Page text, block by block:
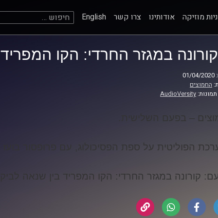
מוזיקה אודותינו צרו קשר English חיפוש:
קורונה במגזר החרדי: הקו
החמוצים
AudioVersity
– בפעם השלישית
הפוליטית על ספת הפסיכולוג, עם פרופסור בועז
קורונה במגזר החרדי: הקו המפריד בין שנאה